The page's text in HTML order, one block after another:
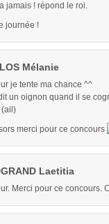
jamais ! répond le roi.
journée !
Mélanie
je tente ma chance ^^
un oignon quand il se
merci pour ce concours
Laetitia
Merci pour ce concours.